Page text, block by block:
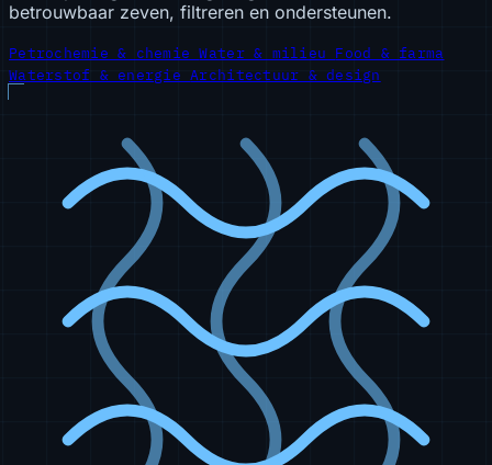
betrouwbaar zeven, filtreren en ondersteunen.
Petrochemie & chemieWater & milieu Food & farma
Waterstof & energieArchitectuur & design